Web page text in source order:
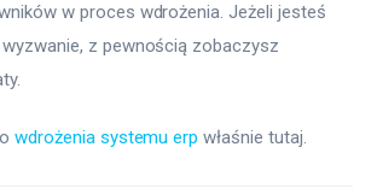
w proces wdrożenia. Jeżeli jesteś
z pewnością zobaczysz
o wdrożenia systemu erp właśnie tutaj.